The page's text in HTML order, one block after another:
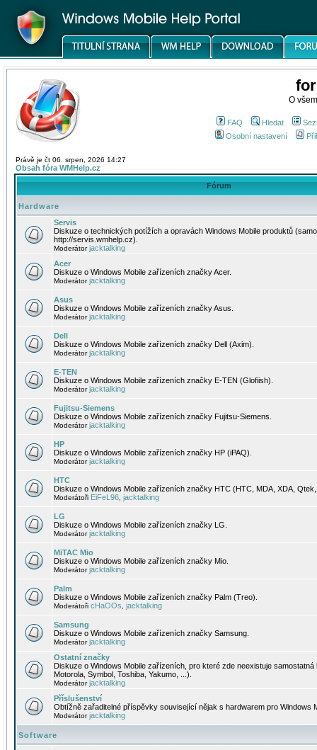
O
FAQ Hledat
Osobní nastavení
Právě je čt 06. srpen, 2026 14:27
Obsah fóra WMHelp.cz
Fórum
Hardware
Servis
Diskuze o technických potížích a opravách Windows Mobile produktů
http://servis.wmhelp.cz).
Moderátorjacktalking
Acer
Diskuze o Windows Mobile zařízeních značky Acer.
Moderátorjacktalking
Asus
Diskuze o Windows Mobile zařízeních značky Asus.
Moderátorjacktalking
Dell
Diskuze o Windows Mobile zařízeních značky Dell (Axim).
Moderátorjacktalking
E-TEN
Diskuze o Windows Mobile zařízeních značky E-TEN (Glofiish).
Moderátorjacktalking
Fujitsu-Siemens
Diskuze o Windows Mobile zařízeních značky Fujitsu-Siemens.
Moderátorjacktalking
HP
Diskuze o Windows Mobile zařízeních značky HP (iPAQ).
Moderátorjacktalking
HTC
Diskuze o Windows Mobile zařízeních značky HTC (HTC, MDA, XDA,
Moderátoři EiFeL96 jacktalking
LG
Diskuze o Windows Mobile zařízeních značky LG.
Moderátorjacktalking
MiTAC Mio
Diskuze o Windows Mobile zařízeních značky Mio.
Moderátorjacktalking
Palm
Diskuze o Windows Mobile zařízeních značky Palm (Treo).
Moderátoři cHaOOs jacktalking
Samsung
Diskuze o Windows Mobile zařízeních značky Samsung.
Moderátorjacktalking
Ostatní značky
Diskuze o Windows Mobile zařízeních, pro které zde neexistuje
Motorola, Symbol, Toshiba, Yakumo, ...).
Moderátorjacktalking
Příslušenství
Obtížně zařaditelné příspěvky související nějak s hardwarem pro Windows
Moderátorjacktalking
Software